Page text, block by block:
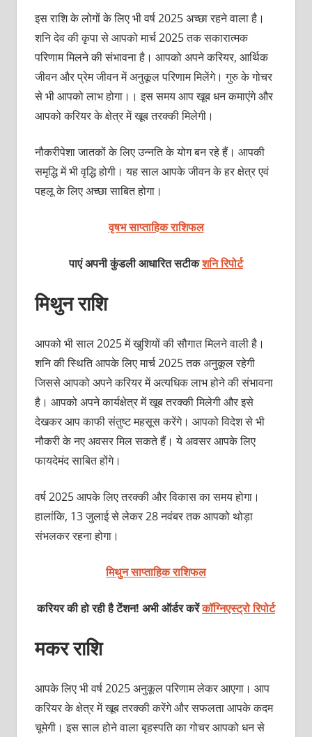
इस राशि के लोगों के लिए भी वर्ष 2025 अच्‍छा रहने वाला है।
शनि देव की कृपा से आपको मार्च 2025 तक सकारात्‍मक
परिणाम मिलने की संभावना है। आपको अपने करियर, आर्थिक
जीवन और प्रेम जीवन में अनुकूल परिणाम मिलेंगे। गुरु के गोचर
से भी आपको लाभ होगा।। इस समय आप खूब धन कमाएंगे और
आपको करियर के क्षेत्र में खूब तरक्‍की मिलेगी।
नौकरीपेशा जातकों के लिए उन्‍नति के योग बन रहे हैं। आपकी
समृद्धि में भी वृद्धि होगी। यह साल आपके जीवन के हर क्षेत्र एवं
पहलू के लिए अच्‍छा साबित होगा।
वृषभ साप्ताहिक राशिफल
पाएं अपनी कुंडली आधारित सटीकशनि रिपोर्ट
मिथुन राशि
आपको भी साल 2025 में खुशियों की सौगात मिलने वाली है।
शनि की स्थिति आपके लिए मार्च 2025 तक अनुकूल रहेगी
जिससे आपको अपने करियर में अत्‍यधिक लाभ होने की संभावना
है। आपको अपने कार्यक्षेत्र में खूब तरक्‍की मिलेगी और इसे
देखकर आप काफी संतुष्‍ट महसूस करेंगे। आपको विदेश से भी
नौकरी के नए अवसर मिल सकते हैं। ये अवसर आपके लिए
फायदेमंद साबित होंगे।
वर्ष 2025 आपके लिए तरक्‍की और विकास का समय होगा।
हालांकि, 13 जुलाई से लेकर 28 नवंबर तक आपको थोड़ा
संभलकर रहना होगा।
मिथुन साप्ताहिक राशिफल
करियर की हो रही है टेंशन! अभी ऑर्डर करेंकॉग्निएस्ट्रो रिपोर्ट
मकर राशि
आपके लिए भी वर्ष 2025 अनुकूल परिणाम लेकर आएगा। आप
करियर के क्षेत्र में खूब तरक्‍की करेंगे और सफलता आपके कदम
चूमेगी। इस साल होने वाला बृहस्पति का गोचर आपको धन से